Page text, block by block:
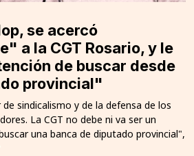
se acercó
a la CGT Rosario, y le
de buscar desde
provincial"
sindicalismo y de la defensa de los
La CGT no debe ni va ser un
una banca de diputado provincial",